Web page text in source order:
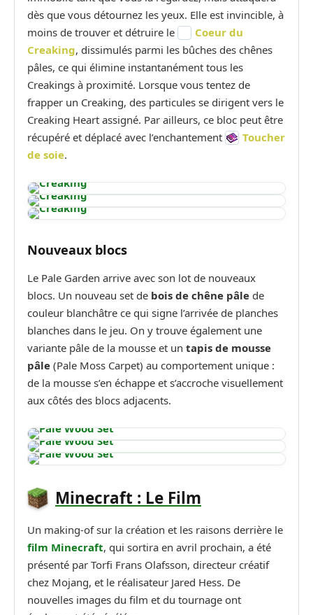
dès que vous détournez les yeux. Elle est invincible, à
moins de trouver et détruire le
Coeur du
Creaking, dissimulés parmi les bûches des chênes
pâles, ce qui élimine instantanément tous les
Creakings à proximité. Lorsque vous tentez de
frapper un Creaking, des particules se dirigent vers le
Creaking Heart assigné. Par ailleurs, ce bloc peut être
récupéré et déplacé avec l’enchantement
Toucher
de soie.
Nouveaux blocs
Le Pale Garden arrive avec son lot de nouveaux
blocs. Un nouveau set de bois de chêne pâle de
couleur blanchâtre ce qui signe l’arrivée de planches
blanches dans le jeu. On y trouve également une
variante pâle de la mousse et un tapis de mousse
pâle (Pale Moss Carpet) au comportement unique :
de la mousse s’en échappe et s’accroche visuellement
aux côtés des blocs adjacents.
Minecraft : Le Film
Un making-of sur la création et les raisons derrière le
film Minecraft, qui sortira en avril prochain, a été
présenté par Torfi Frans Olafsson, directeur créatif
chez Mojang, et le réalisateur Jared Hess. De
nouvelles images du film et du tournage ont